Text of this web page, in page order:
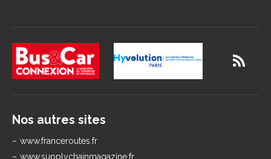
Nos autres sites
www.franceroutes.fr
www.supplychainmagazine.fr